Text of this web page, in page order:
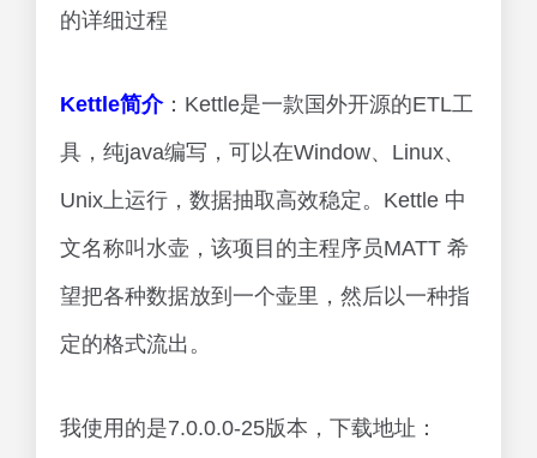
的详细过程
Kettle简介：Kettle是一款国外开源的ETL工
具，纯java编写，可以在Window、Linux、
Unix上运行，数据抽取高效稳定。Kettle 中
文名称叫水壶，该项目的主程序员MATT 希
望把各种数据放到一个壶里，然后以一种指
定的格式流出。
我使用的是7.0.0.0-25版本，下载地址：